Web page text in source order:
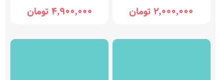
2,000,000 تومان 4,900,000 تومان